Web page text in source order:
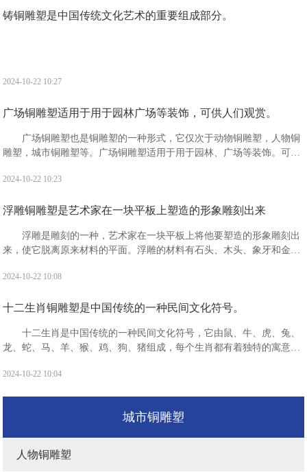
铸铜雕塑是中国传统文化艺术的重要组成部分。
2024-10-22 10:27
广场铜雕塑适用于用于园林广场等装饰，可供人们观赏。
广场铜雕塑也是铜雕塑的一种形式，它仅次于动物铜雕塑，人物铜
雕塑，城市铜雕塑等。广场铜雕塑适用于用于园林、广场等装饰。可供
2024-10-22 10:23
浮雕铜雕塑是艺术家在一块平板上塑造的形象雕刻出来
浮雕是雕刻的一种，艺术家在一块平板上将他要塑造的形象雕刻出
来，使它脱离原来材料的平面。浮雕的材料有石头、木头、象牙和金属
时也指表现形式。
2024-10-22 10:08
十二生肖铜雕塑是中国传统的一种民间文化符号。
十二生肖是中国传统的一种民间文化符号，它由鼠、牛、虎、兔、
龙、蛇、马、羊、猴、鸡、狗、猪组成，每个生肖都有着独特的寓意和
子孙繁衍，家业兴旺的象征。有生生不息，繁盛不衰之吉祥寓意。
2024-10-22 10:04
城市铜雕塑
人物铜雕塑